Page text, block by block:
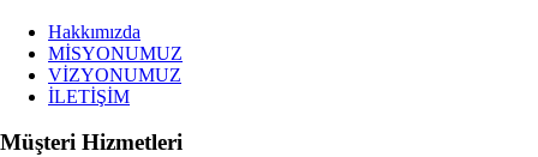
Hakkımızda
MİSYONUMUZ
VİZYONUMUZ
İLETİŞİM
Müşteri Hizmetleri